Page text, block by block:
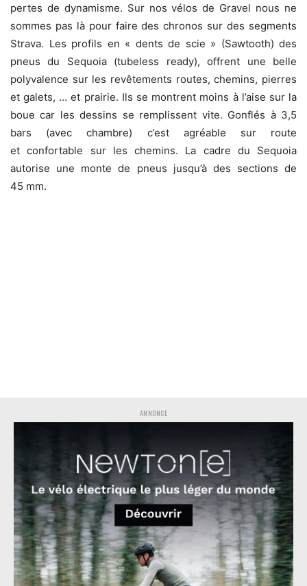
pertes de dynamisme. Sur nos vélos de Gravel nous ne
sommes pas là pour faire des chronos sur des segments
Strava. Les profils en « dents de scie » (Sawtooth) des
pneus du Sequoia (tubeless ready), offrent une belle
polyvalence sur les revêtements routes, chemins, pierres
et galets, … et prairie. Ils se montrent moins à l’aise sur la
boue car les dessins se remplissent vite. Gonflés à 3,5
bars (avec chambre) c’est agréable sur route
et confortable sur les chemins. La cadre du Sequoia
autorise une monte de pneus jusqu’à des sections de
45 mm.
ANNONCE